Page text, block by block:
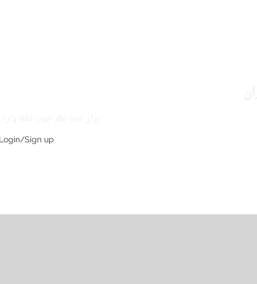
Login/Sign up